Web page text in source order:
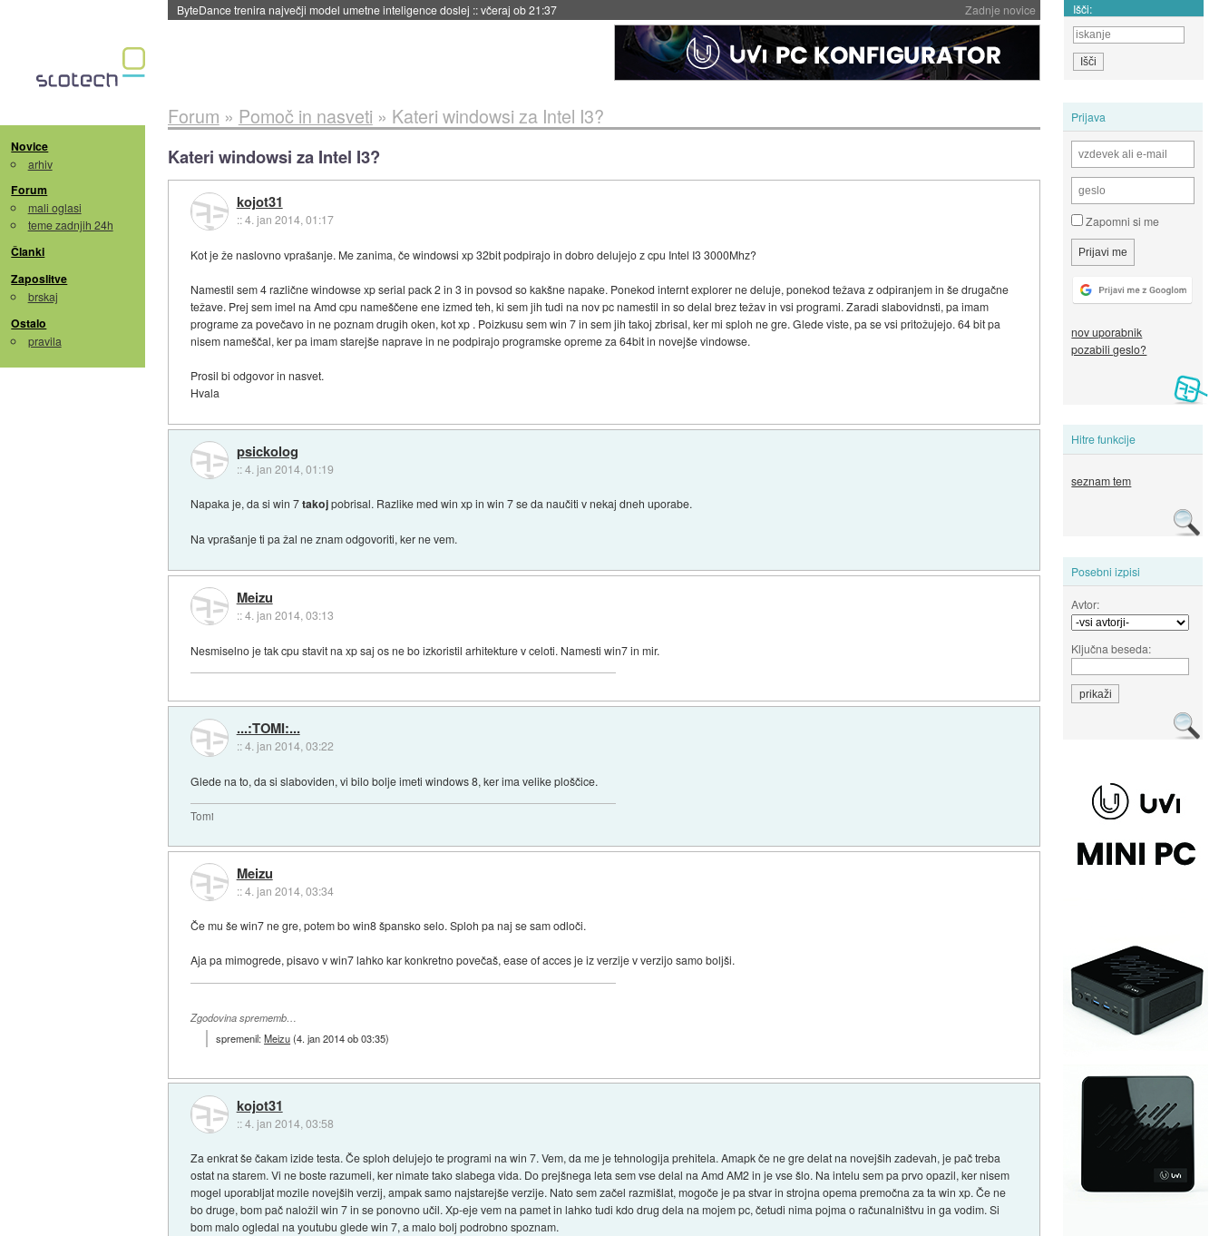
Zadnje novice
Spletne strani začele streči oglase za agente umetne inteligence::včeraj ob 21:23 Išči:
Novice
arhiv
Forum
mali oglasi
teme zadnjih 24h
Članki
Zaposlitve
brskaj
Ostalo
pravila
Prijava
Zapomni si me
nov uporabnik
pozabili geslo?
Hitre funkcije
seznam tem
Posebni izpisi
Avtor:
Ključna beseda:
Forum » Pomoč in nasveti » Kateri windowsi za Intel I3?
Kateri windowsi za Intel I3?
kojot31
::4. jan 2014, 01:17
Kot je že naslovno vprašanje. Me zanima, če windowsi xp 32bit podpirajo in dobro delujejo z cpu Intel I3 3000Mhz?
Namestil sem 4 različne windowse xp serial pack 2 in 3 in povsod so kakšne napake. Ponekod internt explorer ne deluje, ponekod težava z odpiranjem in še drugačne
težave. Prej sem imel na Amd cpu nameščene ene izmed teh, ki sem jih tudi na nov pc namestil in so delal brez težav in vsi programi. Zaradi slabovidnsti, pa imam
programe za povečavo in ne poznam drugih oken, kot xp . Poizkusu sem win 7 in sem jih takoj zbrisal, ker mi sploh ne gre. Glede viste, pa se vsi pritožujejo. 64 bit pa
nisem nameščal, ker pa imam starejše naprave in ne podpirajo programske opreme za 64bit in novejše vindowse.
Prosil bi odgovor in nasvet.
Hvala
psickolog
::4. jan 2014, 01:19
Napaka je, da si win 7takojpobrisal. Razlike med win xp in win 7 se da naučiti v nekaj dneh uporabe.
Na vprašanje ti pa žal ne znam odgovoriti, ker ne vem.
Meizu
::4. jan 2014, 03:13
Nesmiselno je tak cpu stavit na xp saj os ne bo izkoristil arhitekture v celoti. Namesti win7 in mir.
...:TOMI:...
::4. jan 2014, 03:22
Glede na to, da si slaboviden, vi bilo bolje imeti windows 8, ker ima velike ploščice.
Tomi
Meizu
::4. jan 2014, 03:34
Če mu še win7 ne gre, potem bo win8 špansko selo. Sploh pa naj se sam odloči.
Aja pa mimogrede, pisavo v win7 lahko kar konkretno povečaš, ease of acces je iz verzije v verzijo samo boljši.
Zgodovina sprememb…
spremenil:Meizu(4. jan 2014 ob 03:35)
kojot31
::4. jan 2014, 03:58
Za enkrat še čakam izide testa. Če sploh delujejo te programi na win 7. Vem, da me je tehnologija prehitela. Amapk če ne gre delat na novejših zadevah, je pač treba
ostat na starem. Vi ne boste razumeli, ker nimate tako slabega vida. Do prejšnega leta sem vse delal na Amd AM2 in je vse šlo. Na intelu sem pa prvo opazil, ker nisem
mogel uporabljat mozile novejših verzij, ampak samo najstarejše verzije. Nato sem začel razmišlat, mogoče je pa stvar in strojna opema premočna za ta win xp. Če ne
bo druge, bom pač naložil win 7 in se ponovno učil. Xp-eje vem na pamet in lahko tudi kdo drug dela na mojem pc, četudi nima pojma o računalništvu in ga vodim. Si
bom malo ogledal na youtubu glede win 7, a malo bolj podrobno spoznam.